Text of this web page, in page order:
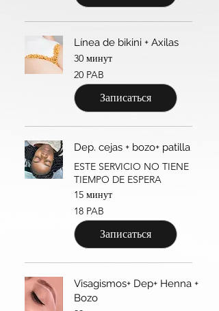
Línea de bikini + Axilas
30 минут
20
панамских
бальбоа
20 PAB
Записаться
Dep. cejas + bozo+ patilla
ESTE SERVICIO NO TIENE
TIEMPO DE ESPERA
15 минут
18
панамских
бальбоа
18 PAB
Записаться
Visagismos+ Dep+ Henna +
Bozo